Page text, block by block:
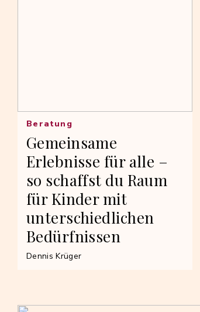
Gemeinsame
Erlebnisse für alle –
so schaffst du Raum
für Kinder mit
unterschiedlichen
Bedürfnissen
Beratung
Dennis Krüger